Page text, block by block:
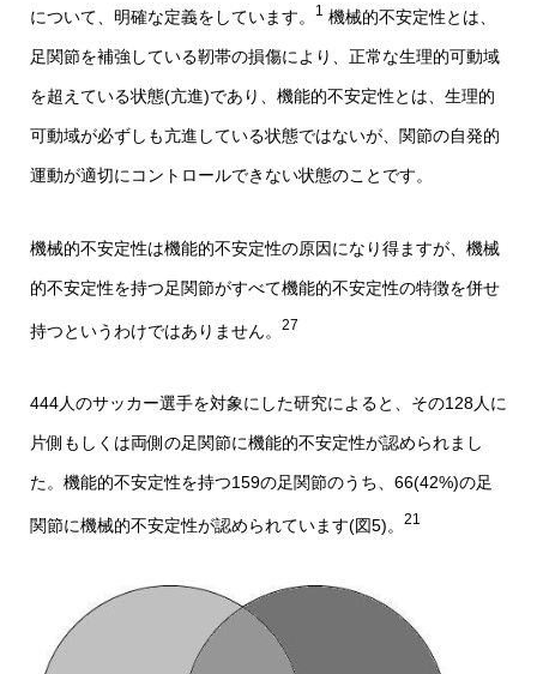
について、明確な定義をしています。 1 機械的不安定性とは、
足関節を補強している靭帯の損傷により、正常な生理的可動域
を超えている状態(亢進)であり、機能的不安定性とは、生理的
可動域が必ずしも亢進している状態ではないが、関節の自発的
運動が適切にコントロールできない状態のことです。
機械的不安定性は機能的不安定性の原因になり得ますが、機械
的不安定性を持つ足関節がすべて機能的不安定性の特徴を併せ
持つというわけではありません。 27
444人のサッカー選手を対象にした研究によると、その128人に
片側もしくは両側の足関節に機能的不安定性が認められまし
た。機能的不安定性を持つ159の足関節のうち、66(42%)の足
関節に機械的不安定性が認められています(図5)。 21